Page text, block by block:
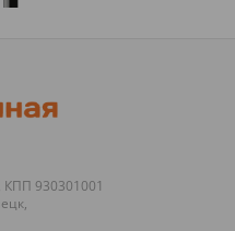
930301001